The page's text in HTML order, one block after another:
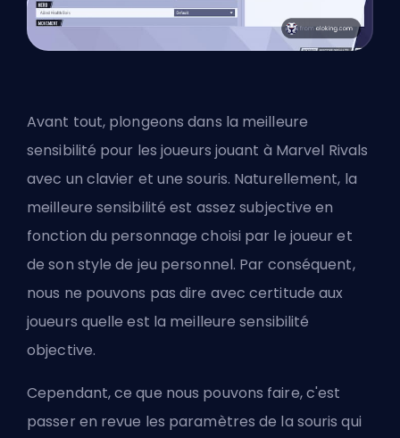
Avant tout, plongeons dans la meilleure
sensibilité pour les joueurs jouant à Marvel Rivals
avec un clavier et une souris. Naturellement, la
meilleure sensibilité est assez subjective en
fonction du personnage choisi par le joueur et
de son style de jeu personnel. Par conséquent,
nous ne pouvons pas dire avec certitude aux
joueurs quelle est la meilleure sensibilité
objective.
Cependant, ce que nous pouvons faire, c'est
passer en revue les paramètres de la souris qui